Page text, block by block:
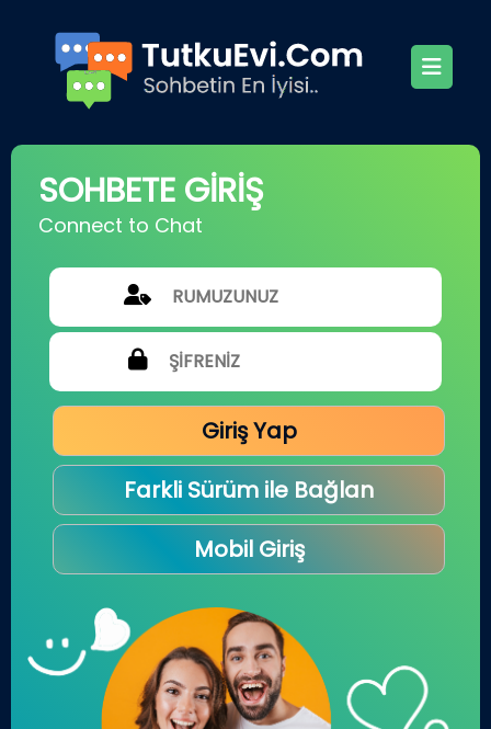
SOHBETE GİRİŞ
Connect to Chat
Giriş Yap
Farkli Sürüm ile Bağlan
Mobil Giriş